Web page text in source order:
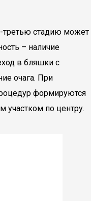
третью стадию может
– наличие
в бляшки с
очага. При
формируются
участком по центру.